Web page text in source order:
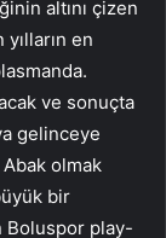
altını çizen
en
ve sonuçta
gelinceye
olmak
bir
Boluspor play-